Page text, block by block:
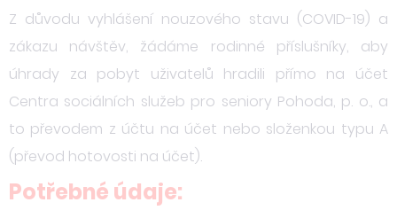
Z důvodu vyhlášení nouzového stavu (COVID-19) a
zákazu návštěv, žádáme rodinné příslušníky, aby
úhrady za pobyt uživatelů hradili přímo na účet
Centra sociálních služeb pro seniory Pohoda, p. o., a
to převodem z účtu na účet nebo složenkou typu A
(převod hotovosti na účet).
Potřebné údaje: